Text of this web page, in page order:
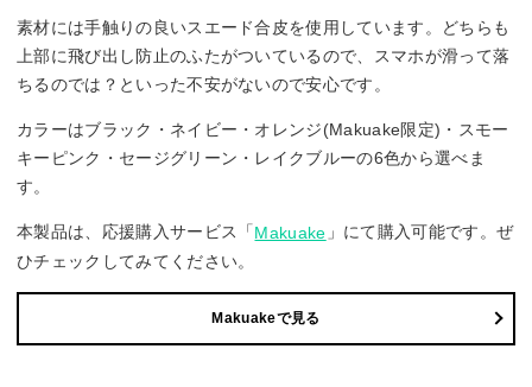
素材には手触りの良いスエード合皮を使用しています。どちらも
上部に飛び出し防止のふたがついているので、スマホが滑って落
ちるのでは？といった不安がないので安心です。
カラーはブラック・ネイビー・オレンジ(Makuake限定)・スモー
キーピンク・セージグリーン・レイクブルーの6色から選べま
す。
本製品は、応援購入サービス「Makuake 」にて購入可能です。ぜ
ひチェックしてみてください。
Makuakeで見る